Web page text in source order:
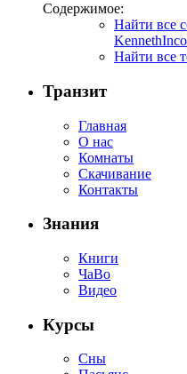
Содержимое:
Найти все
Найти все
Транзит
Главная
О нас
Комнаты
Скачивание
Контакты
Знания
Книги
ЧаВо
Видео
Курсы
Сны